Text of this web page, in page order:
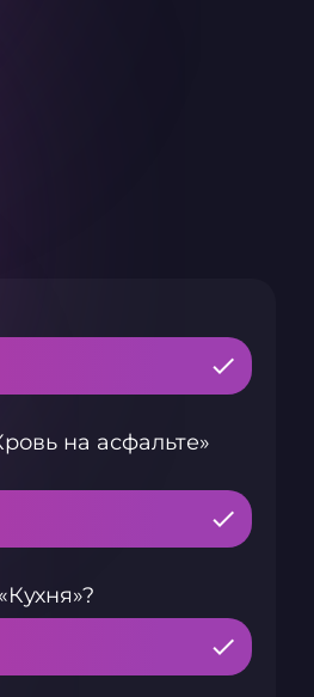
на асфальте»